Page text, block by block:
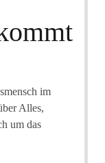
im
Alles,
um das